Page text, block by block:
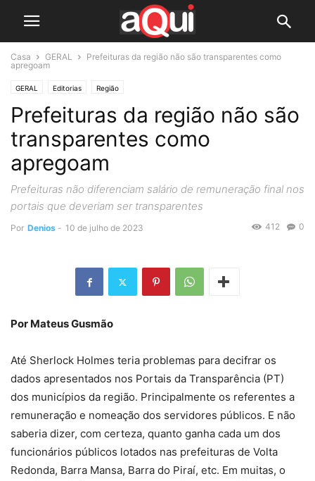
Casa GERAL
Prefeituras da região não são transparentes como
apregoam
GERAL Editorias Região
Prefeituras da região não são
transparentes como
apregoam
Prefeituras não diferenciam salário de remuneração final nos
portais que deveriam ser transparentes
Por Denios - 10 de julho de 2023 0
412
Por Mateus Gusmão
Até Sherlock Holmes teria problemas para decifrar os
dados apresentados nos Portais da Transparência (PT)
dos municípios da região. Principalmente os referentes a
remuneração e nomeação dos servidores públicos. E não
saberia dizer, com certeza, quanto ganha cada um dos
funcionários públicos lotados nas prefeituras de Volta
Redonda, Barra Mansa, Barra do Piraí, etc. Em muitas, o